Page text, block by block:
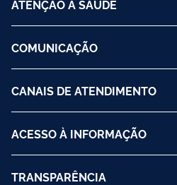
ATENÇÃO À SAÚDE
COMUNICAÇÃO
CANAIS DE ATENDIMENTO
ACESSO À INFORMAÇÃO
TRANSPARÊNCIA